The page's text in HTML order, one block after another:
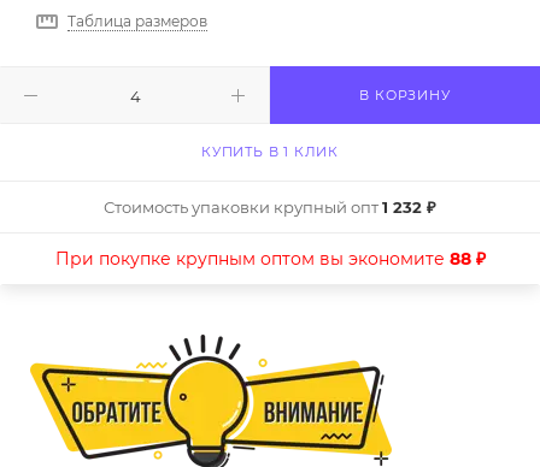
Таблица размеров
В КОРЗИНУ
КУПИТЬ В 1 КЛИК
Стоимость упаковки крупный опт1 232 ₽
При покупке крупным оптом вы экономите 88 ₽